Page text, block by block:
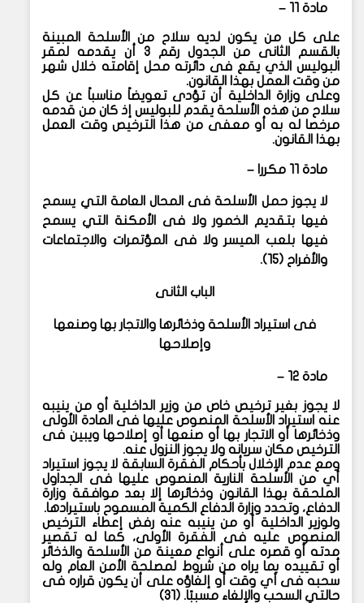
مادة ١١ –
على كل من يكون لديه سلاح من الأسلحة المبينة
بالقسم الثانى من الجدول رقم ٣ أن يقدمه لمقر
البوليس الذي يقع فى دائرته محل إقامته خلال شهر
من وقت العمل بهذا القانون.
وعلى وزارة الداخلية أن تؤدى تعويضاً مناسباً عن كل
سلاح من هذه الأسلحة يقدم للبوليس إذ كان من قدمه
مرخصا له به أو معفى من هذا الترخيص وقت العمل
بهذا القانون.
مادة ١١ مكررا –
لا يجوز حمل الأسلحة فى المحال العامة التي يسمح
فيها بتقديم الخمور ولا فى الأمكنة التي يسمح
فيها بلعب الميسر ولا فى المؤتمرات والاجتماعات
والأفراح (١٥).
الباب الثانى
فى استيراد الأسلحة وذخائرها والاتجار بها وصنعها
وإصلاحها
مادة ١٢ –
لا يجوز بغير ترخيص خاص من وزير الداخلية أو من ينيبه
عنه استيراد الأسلحة المنصوص عليها فى المادة الأولى
وذخائرها أو الاتجار بها أو صنعها أو إصلاحها ويبين فى
الترخيص مكان سريانه ولا يجوز النزول عنه.
ومع عدم الإخلال بأحكام الفقرة السابقة لا يجوز استيراد
أي من الأسلحة النارية المنصوص عليها فى الجداول
الملحقة بهذا القانون وذخائرها إلا بعد موافقة وزارة
الدفاع، وتحدد وزارة الدفاع الكمية المسموح باستيرادها.
ولوزير الداخلية أو من ينيبه عنه رفض إعطاء الترخيص
المنصوص عليه فى الفقرة الأولى، كما له تقصير
مدته أو قصره على أنواع معينة من الأسلحة والذخائر
أو تقييده بما يراه من شروط لمصلحة الأمن العام وله
سحبه فى أي وقت أو إلغاؤه على أن يكون قراره فى
حالتي السحب والإلغاء مسببًا. (٣١)